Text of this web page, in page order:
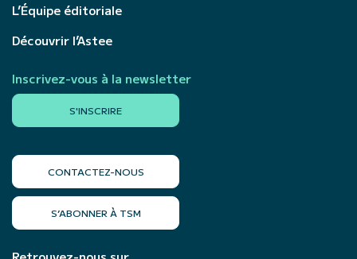
L’Équipe éditoriale
Découvrir l’Astee
Inscrivez-vous à la newsletter
S'INSCRIRE
CONTACTEZ-NOUS
S’ABONNER À TSM